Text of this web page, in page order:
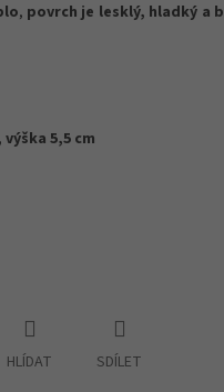
, povrch je lesklý, hladký a
5,5 cm
HLÍDAT SDÍLET